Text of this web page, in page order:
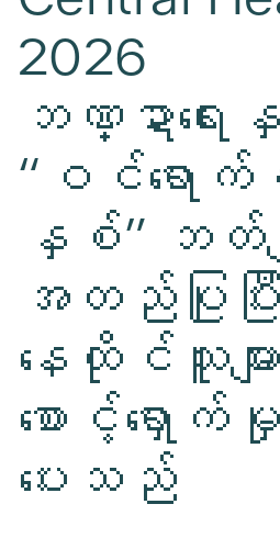
2026
ဘဏ္ဍာရေ
“ဝင်ရော
နှစ်” ဘ
အတည်ပြုပြီ
နေထိုင်သူမ
စောင့်ရှောက်
ပေးသည်